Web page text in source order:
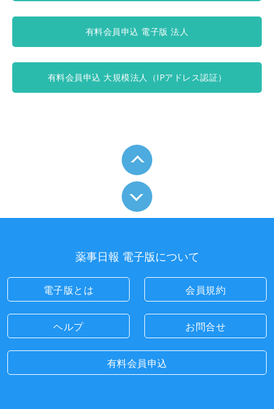
有料会員申込 電子版 法人
有料会員申込 大規模法人（IPアドレス認証）
薬事日報 電子版について
電子版とは 会員規約
ヘルプ お問合せ
有料会員申込